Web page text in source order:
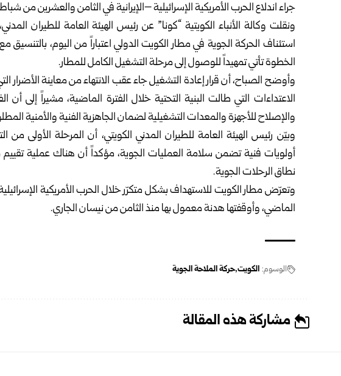
جراء اندلاع الحرب الأمريكية الإسرائيلية –الإيرانية في الثامن والعشرين من
ونقلت وكالة الأنباء الكويتية “كونا” عن رئيس الهيئة العامة للطيران
استئناف الحركة الجوية في مطار الكويت الدولي اعتباراً من اليوم، بالتنسيق
الخطوة تأتي تمهيداً للوصول إلى مرحلة التشغيل الكامل للمطار.
وأوضح الصباح، أن قرار إعادة التشغيل جاء عقب الانتهاء من معاينة
الاعتداءات التي طالت البنية التحتية خلال الفترة الماضية، مشيراً إلى أن
والإصلاح للأجهزة والمعدات التشغيلية لضمان الجاهزية الفنية والأمنية
وبيّن رئيس الهيئة العامة للطيران المدني الكويتي، أن المرحلة
أولويات فنية تضمن سلامة العمليات الجوية، مؤكداً أن هناك عملية
نطاق الرحلات الجوية.
الماضي، وأوقفتها هدنة معمول بها منذ الثامن من نيسان الجاري.
الوسوم: الكويت حركة الملاحة الجوية
مشاركة هذه المقالة